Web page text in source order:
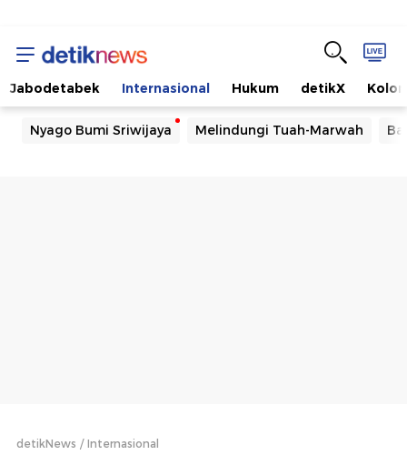
Jabodetabek Internasional Hukum detikX
Nyago Bumi Sriwijaya Melindungi Tuah-Marwah
detikNews Internasional